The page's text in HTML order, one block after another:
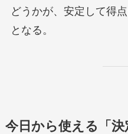
どうかが、安定して得
となる。
今日から使える「